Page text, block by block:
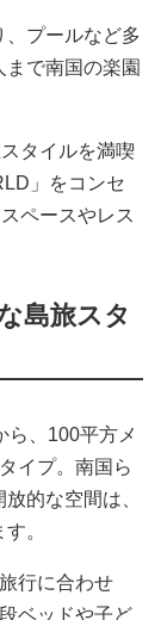
、プールなど多
で南国の楽園
タイルを満喫
」をコンセ
ペースやレス
島旅スタ
ら、100平方メ
イプ。南国ら
的な空間は、
。
行に合わせ
ベッドや子ど